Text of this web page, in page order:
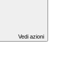
Vedi azioni